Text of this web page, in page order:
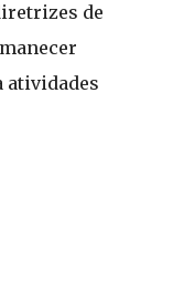
de
atividades